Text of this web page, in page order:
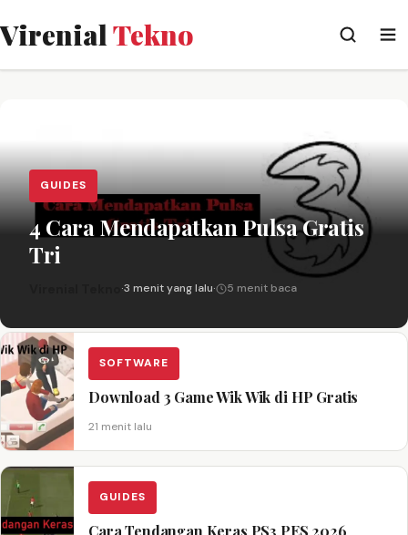
VirenialTekno
GUIDES
4 Cara Mendapatkan Pulsa Gratis
Tri
·3 menit yang lalu· 5 menit baca
SOFTWARE
Download 3 Game Wik Wik di HP Gratis
21 menit lalu
GUIDES
Cara Tendangan Keras PS3 PES 2026